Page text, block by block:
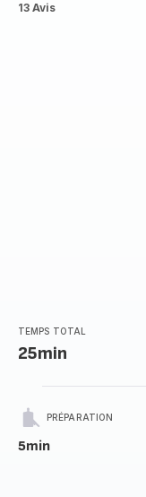
Avis
13 Avis
TEMPS TOTAL
25min
PRÉPARATION
5min